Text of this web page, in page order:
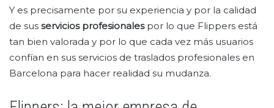
Y es precisamente por su experiencia y por la calidad
de sus servicios profesionalespor lo que Flippers está
tan bien valorada y por lo que cada vez más usuarios
confían en sus servicios de traslados profesionales en
Barcelona para hacer realidad su mudanza.